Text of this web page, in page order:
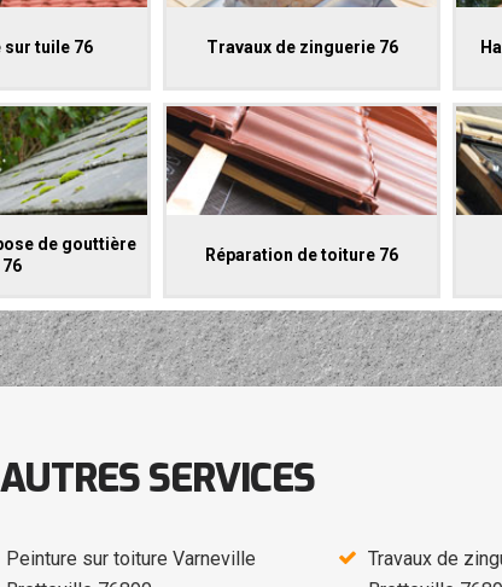
sur tuile 76 Travaux de zinguerie 76
de gouttière
76
Réparation de toiture 76
AUTRES SERVICES
Peinture sur toiture Varneville
Travaux de